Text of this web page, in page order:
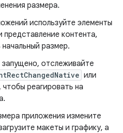
размера.
используйте элементы
представление контента,
размер.
отслеживайте
или
чтобы реагировать на
приложения измените
макеты и графику, а